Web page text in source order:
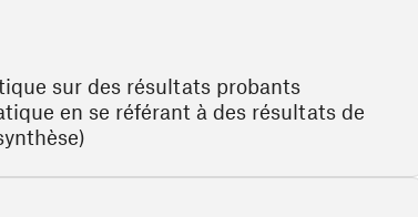
sur des résultats probants
en se référant à des résultats de